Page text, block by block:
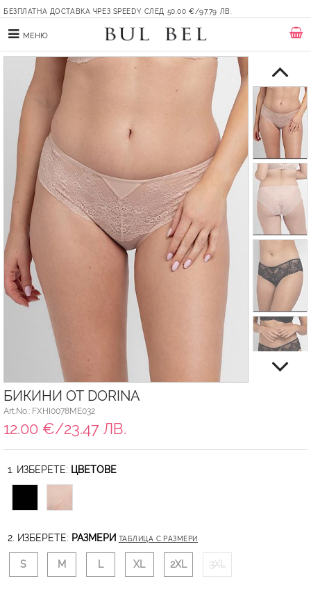
БЕЗПЛАТНА ДОСТАВКА ЧРЕЗ SPEEDY СЛЕД 50.00 €/97.79 ЛВ.
МЕНЮ
БИКИНИ ОТ DORINA
Art.No.: FXHI0078ME032
12.00 €/23.47 ЛВ.
1. ИЗБЕРЕТЕ: ЦВЕТОВЕ
2. ИЗБЕРЕТЕ: РАЗМЕРИ ТАБЛИЦА С РАЗМЕРИ
S M L XL 2XL 3XL